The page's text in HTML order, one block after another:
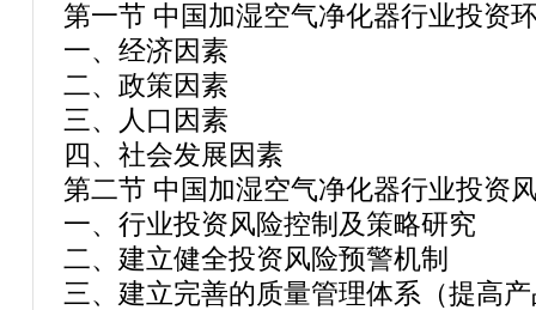
第一节 中国加湿空气净化器行业投资
一、经济因素
二、政策因素
三、人口因素
四、社会发展因素
第二节 中国加湿空气净化器行业投资
一、行业投资风险控制及策略研究
二、建立健全投资风险预警机制
三、建立完善的质量管理体系（提高